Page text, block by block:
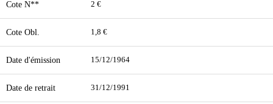
Cote N** 2 €
Cote Obl. 1,8 €
Date d'émission 15/12/1964
Date de retrait 31/12/1991